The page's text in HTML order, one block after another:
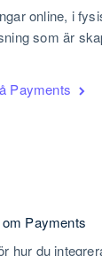
online, i
som är
Payments
Payments
hur du
ItalianoEnglish